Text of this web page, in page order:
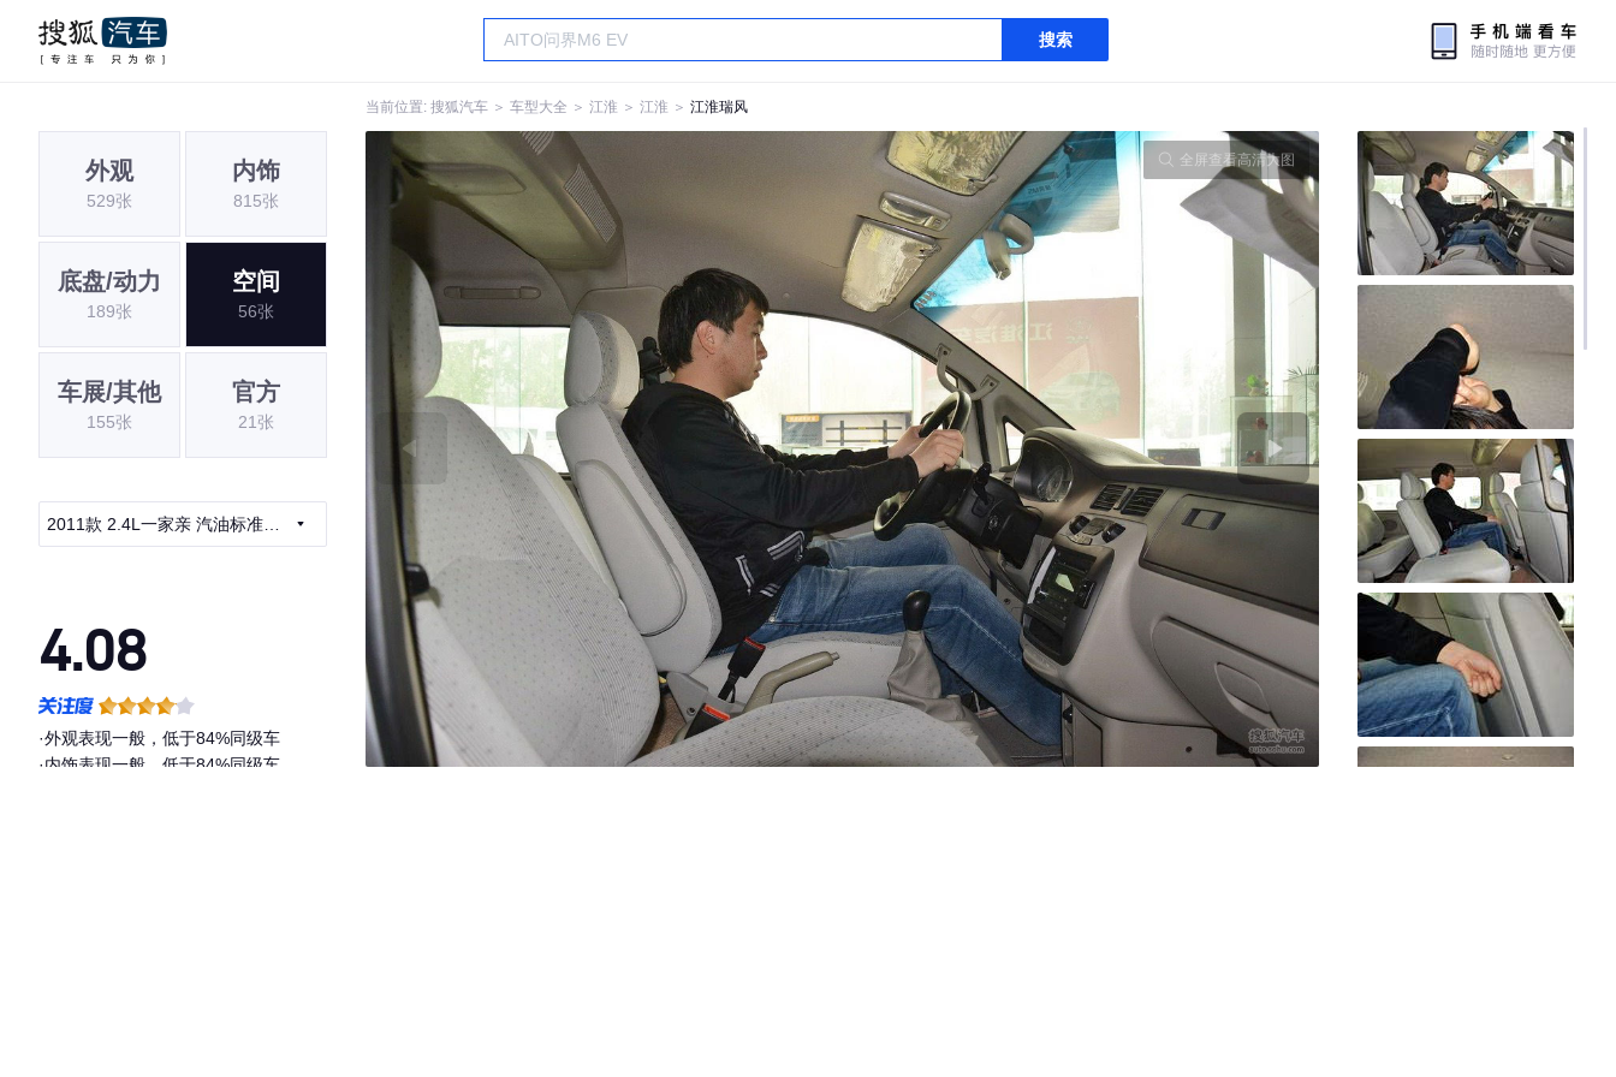
搜索
当前位置: 搜狐汽车 ＞ 车型大全 ＞ 江淮 ＞ 江淮 ＞ 江淮瑞风
外观
529张
内饰
815张
底盘/动力
189张
空间
56张
车展/其他
155张
官方
21张
2011款 2.4L一家亲 汽油标准版
4.08
·外观表现一般，低于84%同级车
·内饰表现一般，低于84%同级车
全屏查看高清大图